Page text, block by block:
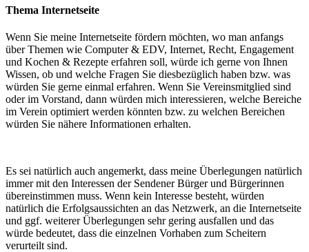
Thema Internetseite
Wenn Sie meine Internetseite fördern möchten, wo man anfangs
über Themen wie Computer & EDV, Internet, Recht, Engagement
und Kochen & Rezepte erfahren soll, würde ich gerne von Ihnen
Wissen, ob und welche Fragen Sie diesbezüglich haben bzw. was
würden Sie gerne einmal erfahren. Wenn Sie Vereinsmitglied sind
oder im Vorstand, dann würden mich interessieren, welche Bereiche
im Verein optimiert werden könnten bzw. zu welchen Bereichen
würden Sie nähere Informationen erhalten.
Es sei natürlich auch angemerkt, dass meine Überlegungen natürlich
immer mit den Interessen der Sendener Bürger und Bürgerinnen
übereinstimmen muss. Wenn kein Interesse besteht, würden
natürlich die Erfolgsaussichten an das Netzwerk, an die Internetseite
und ggf. weiterer Überlegungen sehr gering ausfallen und das
würde bedeutet, dass die einzelnen Vorhaben zum Scheitern
verurteilt sind.